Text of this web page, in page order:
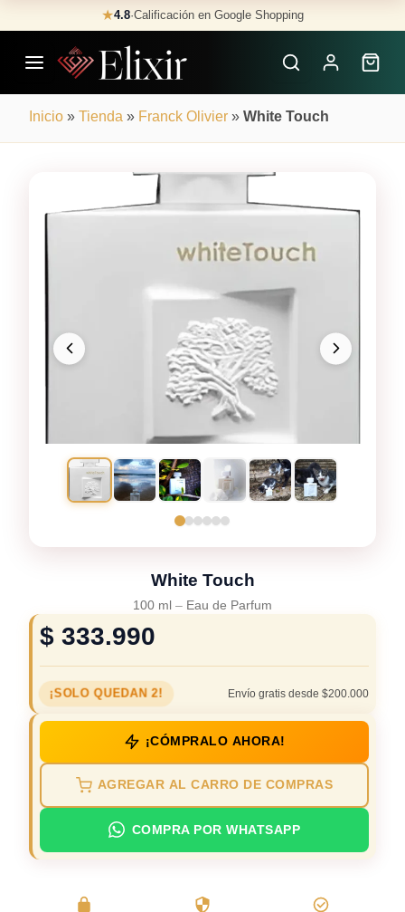
to
content
★4.8·Calificación en Google Shopping
Inicio » Tienda » Franck Olivier » White Touch
White Touch
100 ml – Eau de Parfum
$ 333.990
¡SOLO QUEDAN 2! Envío gratis desde $200.000
¡CÓMPRALO AHORA!
AGREGAR AL CARRO DE COMPRAS
COMPRA POR WHATSAPP